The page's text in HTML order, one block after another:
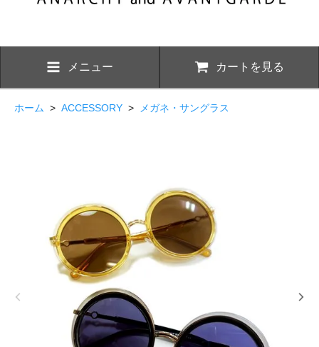
メニュー カートを見る
ホーム > ACCESSORY > メガネ・サングラス